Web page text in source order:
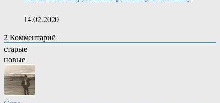
14.02.2020
2Комментарий
старые
новые